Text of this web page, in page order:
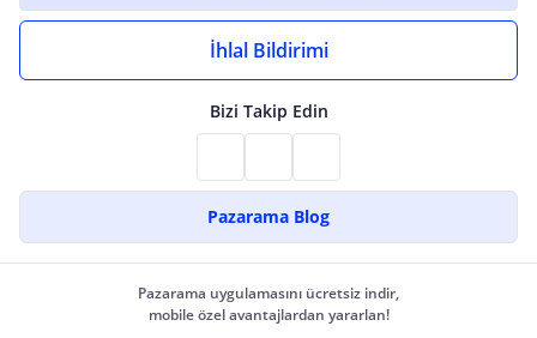
İhlal Bildirimi
Bizi Takip Edin
Pazarama Blog
Pazarama uygulamasını ücretsiz indir,
mobile özel avantajlardan yararlan!